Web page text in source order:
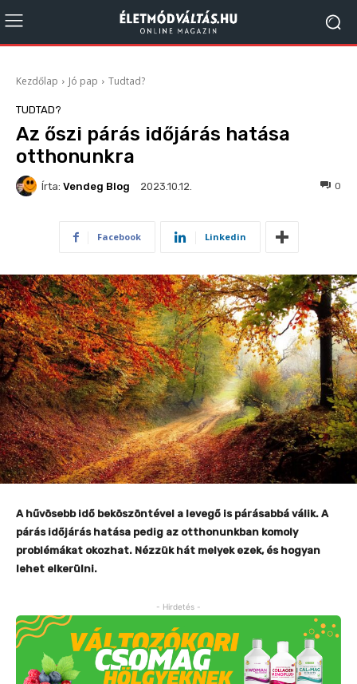
Kezdőlap Jó pap Tudtad?
TUDTAD?
Az őszi párás időjárás hatása
otthonunkra
Írta: Vendeg Blog 2023.10.12. 0
Facebook Linkedin
A hűvösebb idő beköszöntével a levegő is párásabbá válik. A
párás időjárás hatása pedig az otthonunkban komoly
problémákat okozhat. Nézzük hát melyek ezek, és hogyan
lehet elkerülni.
- Hirdetés -